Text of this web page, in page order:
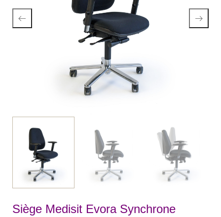
Siège Medisit Evora Synchrone